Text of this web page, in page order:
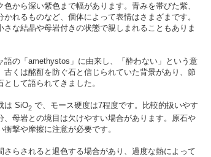
から深い紫色まで幅があります。青みを帯びた紫、
れるものなど、個体によって表情はさまざまです。
な結晶や母岩付きの状態で親しまれることもありま
語の「amethystos」に由来し、「酔わない」という意
くは酩酊を防ぐ石と信じられていた背景があり、節
して語られてきました。
は SiO2 で、モース硬度は7程度です。比較的扱いやす
、母岩との境目は欠けやすい場合があります。原石や
撃や摩擦に注意が必要です。
さらされると退色する場合があり、過度な熱によって